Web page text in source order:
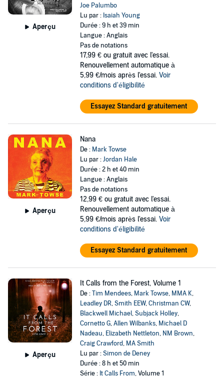
Aperçu
Joe Palumbo
Lu par : Isaiah Young
Durée : 9 h et 39 min
Langue : Anglais
Pas de notations
17,99 € ou gratuit avec l'essai.
Renouvellement automatique à
5,99 €/mois après l'essai. Voir
conditions d'éligibilité
Essayez Standard gratuitement
Aperçu
Nana
De : Mark Towse
Lu par :Jordan Hale
Durée : 2 h et 40 min
Langue : Anglais
Pas de notations
12,99 € ou gratuit avec l'essai.
Renouvellement automatique à
5,99 €/mois après l'essai. Voir
conditions d'éligibilité
Essayez Standard gratuitement
Aperçu
It Calls from the Forest, Volume 1
De :Tim Mendees, Mark Towse, MMA K,
Leadley DR,Smith EEW,Christman CW,
Blackwell Michael,Subjack Holley,
Cornetto G,Allen Wilbanks, Michael D
Nadeau, Elizabeth Nettleton, NM Brown,
Craig Crawford, MA Smith
Lu par :Simon de Deney
Durée : 8 h et 50 min
Série : It Calls From, Volume 1